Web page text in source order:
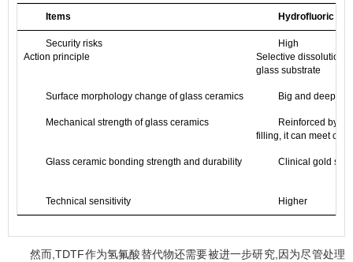
Items Hydrofluoric
Security risks
Action principle
High
Selective dissolution
glass substrate
Surface morphology change of glass ceramics Big and deep
Mechanical strength of glass ceramics
Reinforced by
filling, it can meet
Glass ceramic bonding strength and durability Clinical gold
Technical sensitivity Higher
然而,TDTF作为氢氟酸替代物还需要被进一步研究,因为尽管处理